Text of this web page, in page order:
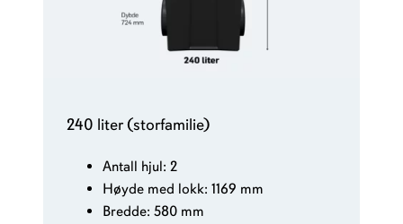
240 liter (storfamilie)
Antall hjul: 2
Høyde med lokk: 1169 mm
Bredde: 580 mm